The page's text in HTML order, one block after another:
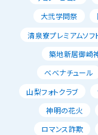
大弐学問祭
清泉寮プレミアムソフ
築地新居御崎
べべナチュール
山梨フォトクラブ
神明の花火
ロマンス詐欺